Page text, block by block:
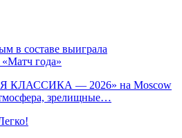
в составе выиграла
года»
КЛАССИКА — 2026» на Moscow
зрелищные…